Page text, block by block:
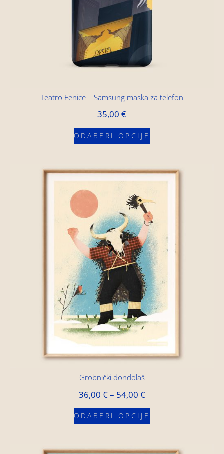
Teatro Fenice – Samsung maska za telefon
35,00 €
ODABERI OPCIJE
Grobnički dondolaš
36,00 €– 54,00 €
ODABERI OPCIJE